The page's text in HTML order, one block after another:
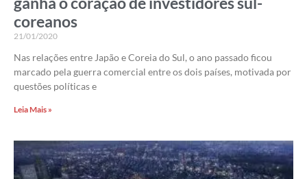
coreanos
21/01/2020
Nas relações entre Japão e Coreia do Sul, o ano passado ficou
marcado pela guerra comercial entre os dois países, motivada por
questões políticas e
Leia Mais »